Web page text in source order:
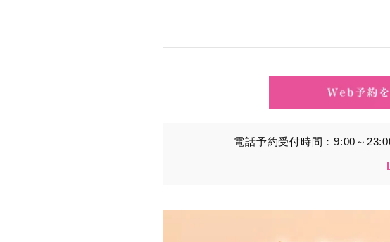
③を併せて「取得情報」といいます。）。
・その他、特定の個人を識別することが
・患者様がご利用になった各種サービス
（これには、Cookie情報、アクセスログ
電話予約受付時間：9:00～